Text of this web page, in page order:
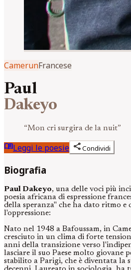
CamerunFrancese
Paul
Dakeyo
“Mon cri surgira de la nuit”
menu_bookLeggi le poesie shareCondividi
Biografia
Paul Dakeyo, una delle voci più
poesia africana di espressione
della speranza" che ha dato ritmo
l'oppressione:
Nato nel 1948 a Bafoussam, in
cresciuto in un clima di forte
anni della transizione verso
lasciare il suo Paese molto giovane
stabilito a Parigi, che è diventata la